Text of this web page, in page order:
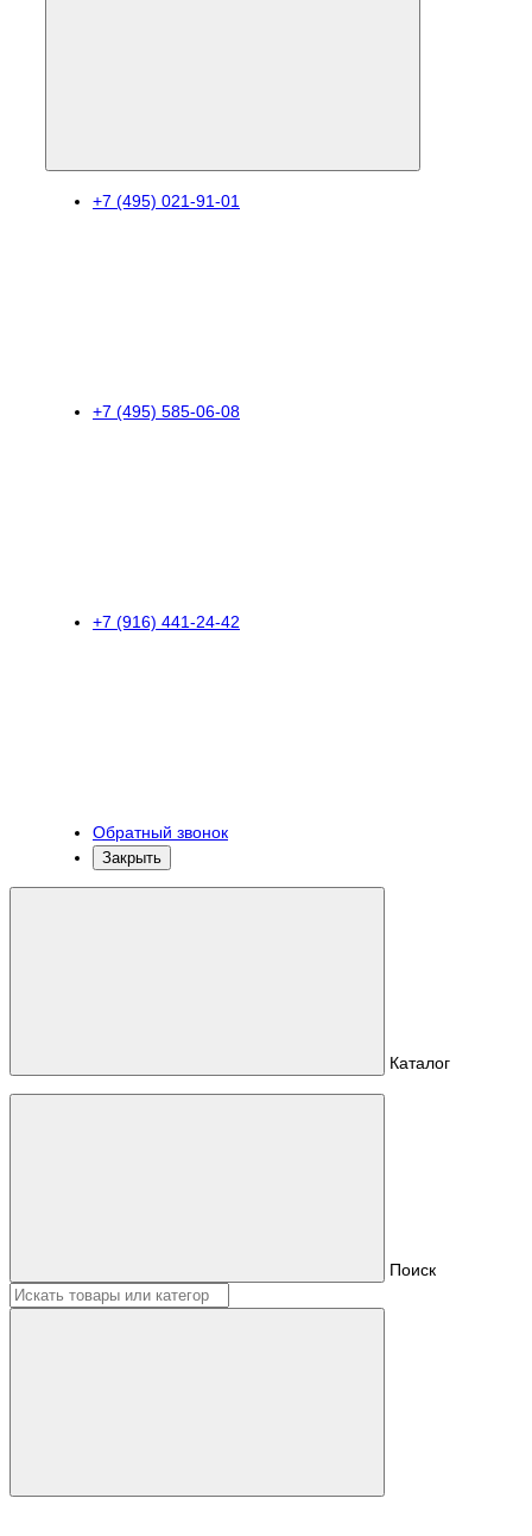
+7 (495) 021-91-01
+7 (495) 585-06-08
+7 (916) 441-24-42
Обратный звонок
Закрыть
Каталог
Поиск